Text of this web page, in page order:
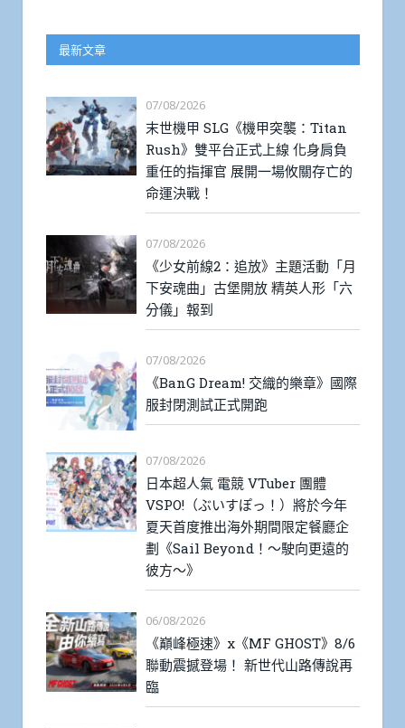
最新文章
07/08/2026
末世機甲 SLG《機甲突襲：Titan
Rush》雙平台正式上線 化身肩負
重任的指揮官 展開一場攸關存亡的
命運決戰！
07/08/2026
《少女前線2：追放》主題活動「月
下安魂曲」古堡開放 精英人形「六
分儀」報到
07/08/2026
《BanG Dream! 交織的樂章》國際
服封閉測試正式開跑
07/08/2026
日本超人氣 電競 VTuber 團體
VSPO!（ぶいすぽっ！）將於今年
夏天首度推出海外期間限定餐廳企
劃《Sail Beyond！～駛向更遠的
彼方～》
06/08/2026
《巔峰極速》x《MF GHOST》8/6
聯動震撼登場！ 新世代山路傳說再
臨